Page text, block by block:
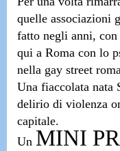
quelle associazioni
fatto negli anni,
qui a Roma con lo
nella gay street
Una fiaccolata
delirio di violenza
capitale.
Un MINI